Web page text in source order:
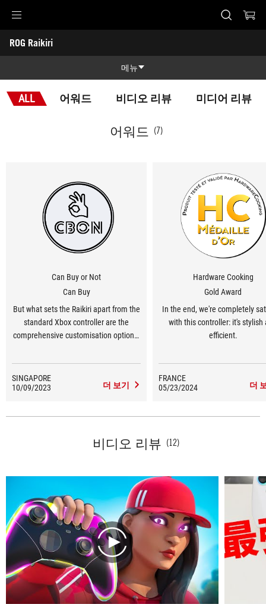
Accessibility links
Skip to content
Accessibility Help
Skip to Menu
ASUS Footer
ROG Raikiri
-
메뉴
제품 특징
ALL 어워드 비디오 리뷰 미디어 리뷰
어워드 (7)
Can Buy or Not
Can Buy
But what sets the Raikiri apart from the
standard Xbox controller are the
comprehensive customisation options.
just about everything, such as the
response curve and the joystick
sensitivity. The amount of
SINGAPORE
10/09/2023
더 보기
Hardware Cooking
Gold Award
In the end, we're completely
with this controller: it's stylish
efficient.
FRANCE
05/23/2024
더
비디오 리뷰 (12)
play